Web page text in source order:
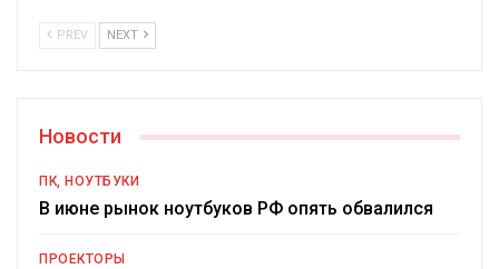
PREV NEXT
Новости
ПК, НОУТБУКИ
В июне рынок ноутбуков РФ опять обвалился
ПРОЕКТОРЫ